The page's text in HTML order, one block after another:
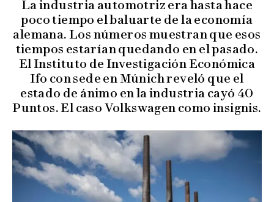
La industria automotriz era hasta hace
poco tiempo el baluarte de la economía
alemana. Los números muestran que esos
tiempos estarían quedando en el pasado.
El Instituto de Investigación Económica
Ifo con sede en Múnich reveló que el
estado de ánimo en la industria cayó 40
Puntos. El caso Volkswagen como insignis.